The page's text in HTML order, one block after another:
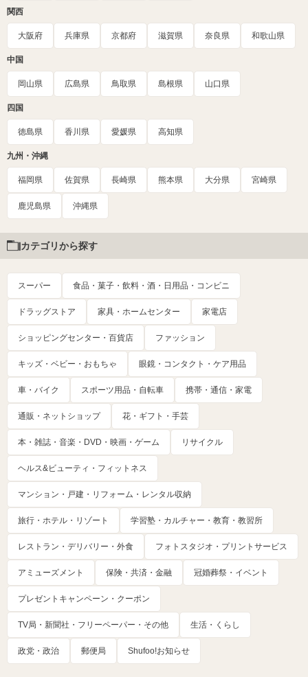
関西
大阪府 兵庫県 京都府 滋賀県 奈良県 和歌山県
中国
岡山県 広島県 鳥取県 島根県 山口県
四国
徳島県 香川県 愛媛県 高知県
九州・沖縄
福岡県 佐賀県 長崎県 熊本県 大分県 宮崎県
鹿児島県 沖縄県
カテゴリから探す
スーパー 食品・菓子・飲料・酒・日用品・コンビニ
ドラッグストア 家具・ホームセンター 家電店
ショッピングセンター・百貨店 ファッション
キッズ・ベビー・おもちゃ 眼鏡・コンタクト・ケア用品
車・バイク スポーツ用品・自転車 携帯・通信・家電
通販・ネットショップ 花・ギフト・手芸
本・雑誌・音楽・DVD・映画・ゲーム リサイクル
ヘルス&ビューティ・フィットネス
マンション・戸建・リフォーム・レンタル収納
旅行・ホテル・リゾート 学習塾・カルチャー・教育・教習所
レストラン・デリバリー・外食 フォトスタジオ・プリントサービス
アミューズメント 保険・共済・金融 冠婚葬祭・イベント
プレゼントキャンペーン・クーポン
TV局・新聞社・フリーペーパー・その他 生活・くらし
政党・政治 郵便局 Shufoo!お知らせ